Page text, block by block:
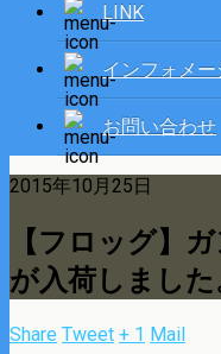
LINK
インフォメー
お問い合わせ
2015年10月25日
【フロッグ】
が入荷しました
Share Tweet + 1 Mail